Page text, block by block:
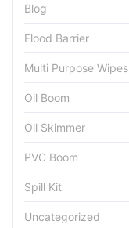
Blog
Flood Barrier
Multi Purpose Wipes
Oil Boom
Oil Skimmer
PVC Boom
Spill Kit
Uncategorized